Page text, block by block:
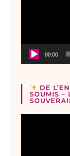
00:00
DE
SOUMIS –